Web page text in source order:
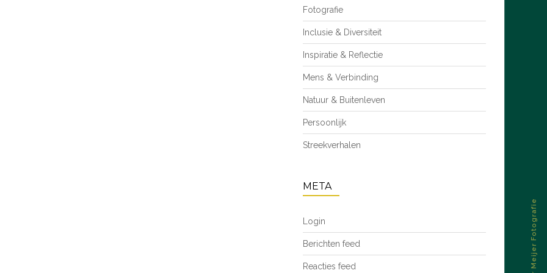
Fotografie
Inclusie & Diversiteit
Inspiratie & Reflectie
Mens & Verbinding
Natuur & Buitenleven
Persoonlijk
Streekverhalen
META
Login
Berichten feed
Reacties feed